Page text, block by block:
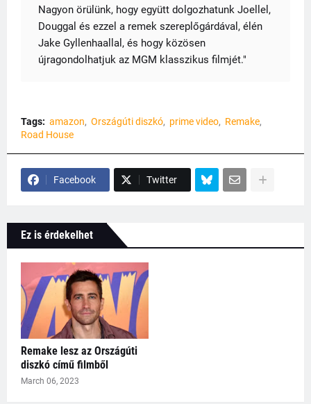
Nagyon örülünk, hogy együtt dolgozhatunk Joellel,
Douggal és ezzel a remek szereplőgárdával, élén
Jake Gyllenhaallal, és hogy közösen
újragondolhatjuk az MGM klasszikus filmjét."
Tags: amazon Országúti diszkó prime video
Remake
Road House
Facebook Twitter
Ez is érdekelhet
Remake lesz az Országúti
diszkó című filmből
March 06, 2023